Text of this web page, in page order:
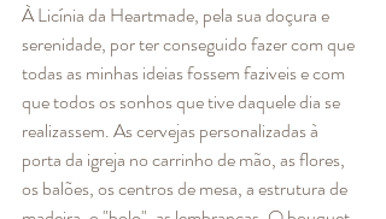
À Licínia da Heartmade, pela sua doçura e
serenidade, por ter conseguido fazer com que
todas as minhas ideias fossem faziveis e com
que todos os sonhos que tive daquele dia se
realizassem. As cervejas personalizadas à
porta da igreja no carrinho de mão, as flores,
os balões, os centros de mesa, a estrutura de